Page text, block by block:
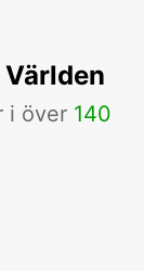
i över 140